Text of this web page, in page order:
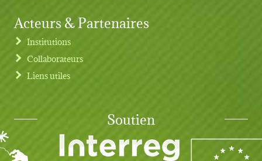
Acteurs & Partenaires
Institutions
Collaborateurs
Liens utiles
Soutien